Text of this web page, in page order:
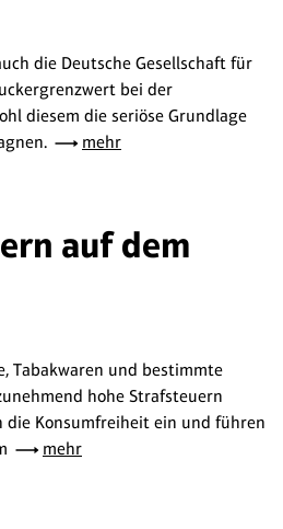
die Deutsche Gesellschaft für
bei der
diesem die seriöse Grundlage
mehr
auf dem
Tabakwaren und bestimmte
hohe Strafsteuern
die Konsumfreiheit ein und führen
mehr